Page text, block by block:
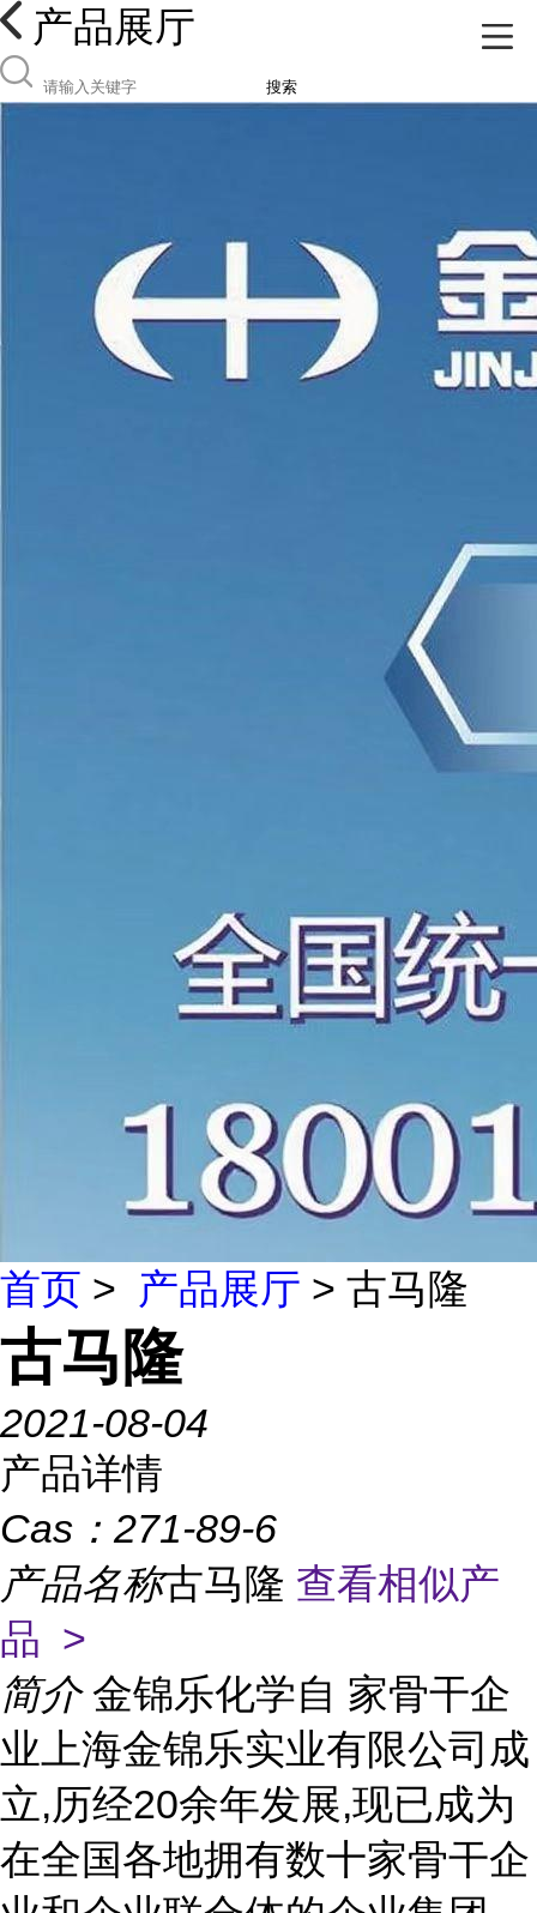
产品展厅
搜索
首页 > 产品展厅 > 古马隆
古马隆
2021-08-04
产品详情
Cas： 271-89-6
产品名称古马隆 查看相似产
品 >
简介 金锦乐化学自 家骨干企
业上海金锦乐实业有限公司成
立,历经20余年发展,现已成为
在全国各地拥有数十家骨干企